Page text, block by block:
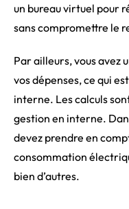
un bureau virtuel pour
sans compromettre le
Par ailleurs, vous avez
vos dépenses, ce qui
interne. Les calculs
gestion en interne.
devez prendre en
consommation
bien d’autres.